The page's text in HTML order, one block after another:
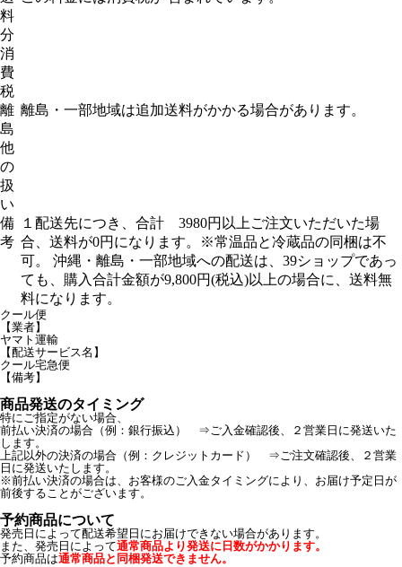
料
分
消
費
税
離
島
他
の
扱
い
離島・一部地域は追加送料がかかる場合があります。
備
考
１配送先につき、合計 3980円以上ご注文いただいた場
合、送料が0円になります。※常温品と冷蔵品の同梱は不
可。 沖縄・離島・一部地域への配送は、39ショップであっ
ても、購入合計金額が9,800円(税込)以上の場合に、送料無
料になります。
クール便
【業者】
ヤマト運輸
【配送サービス名】
クール宅急便
【備考】
商品発送のタイミング
特にご指定がない場合、
前払い決済の場合（例：銀行振込） ⇒ご入金確認後、２営業日に発送いた
します。
上記以外の決済の場合（例：クレジットカード） ⇒ご注文確認後、２営業
日に発送いたします。
※前払い決済の場合は、お客様のご入金タイミングにより、お届け予定日が
前後することがございます。
予約商品について
発売日によって配送希望日にお届けできない場合があります。
また、発売日によって通常商品より発送に日数がかかります。
予約商品は通常商品と同梱発送できません。